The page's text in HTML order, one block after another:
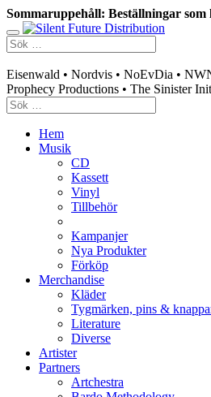
Sommaruppehåll: Beställningar
Eisenwald • Nordvis • NoEvDia •
Prophecy Productions • The Sinister
Hem
Musik
CD
Kassett
Vinyl
Tillbehör
Kampanjer
Nya Produkter
Förköp
Merchandise
Kläder
Tygmärken, pins &
Literature
Diverse
Artister
Partners
Artchestra